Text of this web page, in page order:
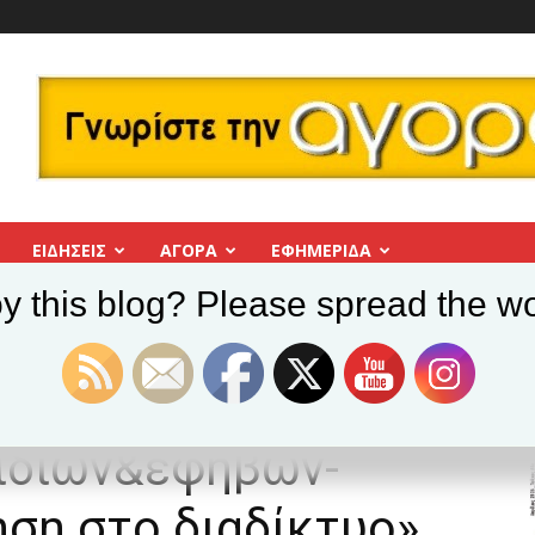
ΕΙΔΗΣΕΙΣ ΑΓΟΡΑ ΕΦΗΜΕΡΊΔΑ
Δήμος Βύρωνα: «Πρόληψη κακοποίησης παιδιών&εφήβων-Ασφαλής
this blog? Please spread the